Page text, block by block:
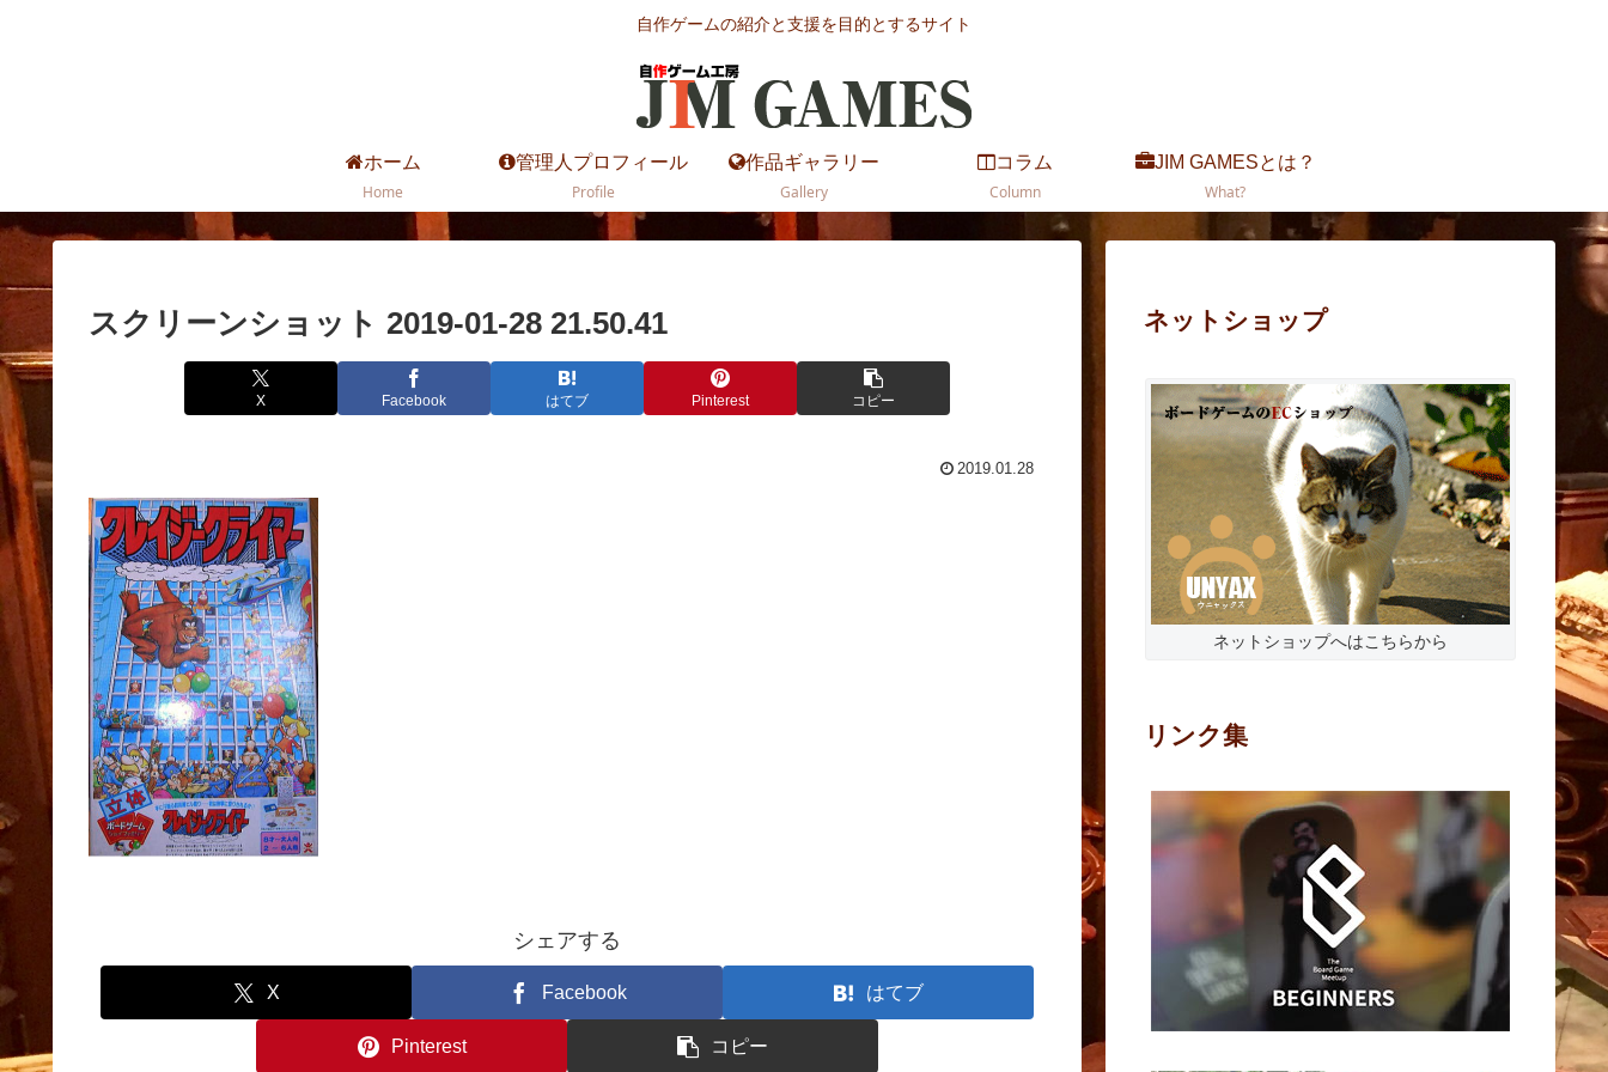
自作ゲームの紹介と支援を目的とするサイト
ホーム
Home
管理人プロフィール
Profile
作品ギャラリー
Gallery
コラム
Column
JIM GAMESとは？
What?
スクリーンショット 2019-01-28 21.50.41
X Facebook はてブ Pinterest コピー
2019.01.28
シェアする
X Facebook はてブ
Pinterest コピー
ネットショップ
ネットショップへはこちらから
リンク集